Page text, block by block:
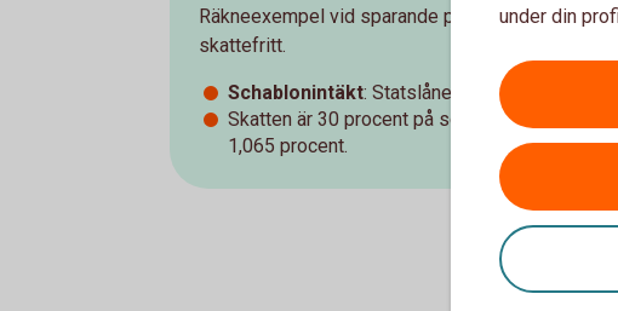
Räkneexempel vid sparande på 400 000 kr. Nya
skattefritt.
Schablonintäkt: Statslåneräntan 2,55 plus 1
Skatten är 30 procent på schablonintäkten =
1,065 procent.
under din